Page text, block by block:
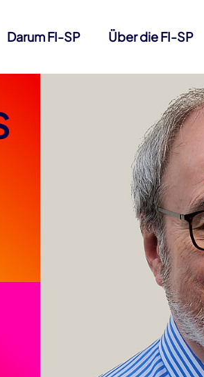
Darum FI-SP Über die FI-SP